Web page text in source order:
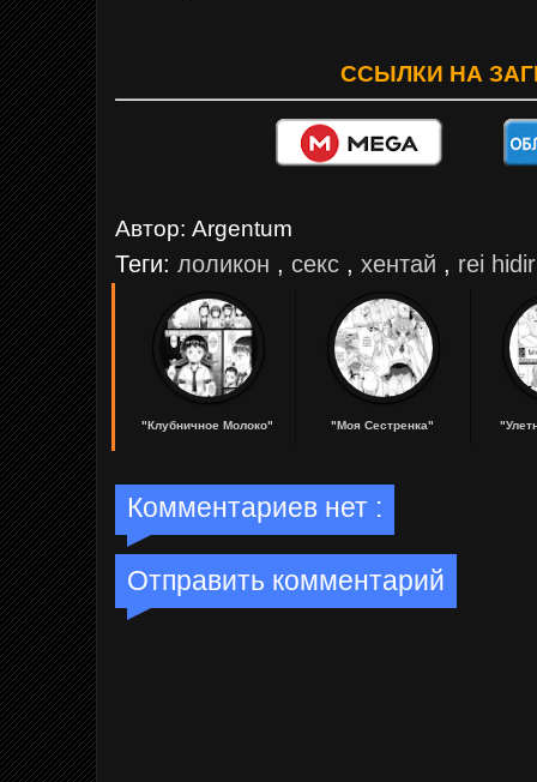
ССЫЛКИ НА
Автор: Argentum
Теги: лоликон , секс , хентай , rei
"Клубничное Молоко" "Моя Сестренка"
Комментариев нет :
Отправить комментарий